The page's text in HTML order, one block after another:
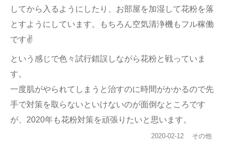
してから入るようにしたり、お部屋を加湿して花粉を落
とすようにしています。もちろん空気清浄機もフル稼働
です✌
という感じで色々試行錯誤しながら花粉と戦っていま
す。
一度肌がやられてしまうと治すのに時間がかかるので先
手で対策を取らないといけないのが面倒なところです
が、2020年も花粉対策を頑張りたいと思います。
投
2020-02-12
カ
その他